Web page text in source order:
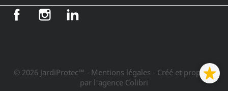
Facebook Instagram
© 2026 JardiProtec™ - Mentions légales - Créé et propulsé
par l'agence Colibri